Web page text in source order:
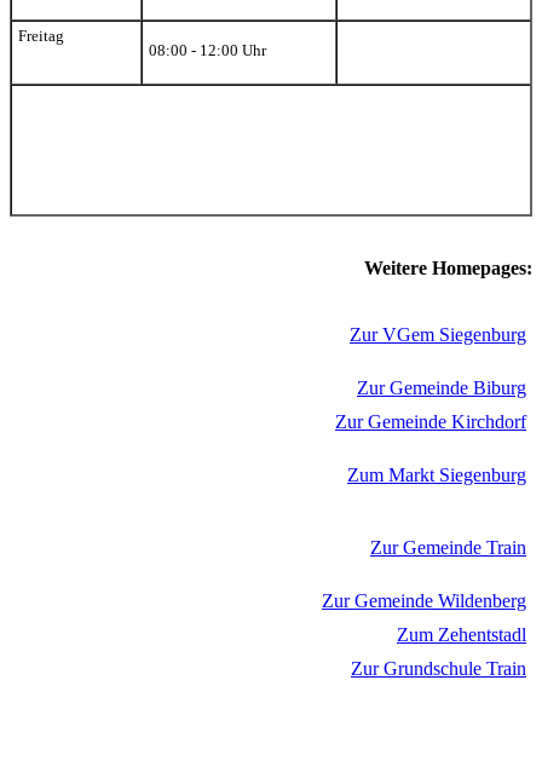
Freitag
08:00 - 12:00 Uhr
Weitere Homepages:
Zur VGem Siegenburg
Zur Gemeinde Biburg
Zur Gemeinde Kirchdorf
Zum Markt Siegenburg
Zur Gemeinde Train
Zur Gemeinde Wildenberg
Zum Zehentstadl
Zur Grundschule Train